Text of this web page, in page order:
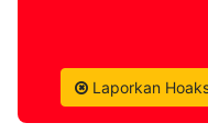
Laporkan